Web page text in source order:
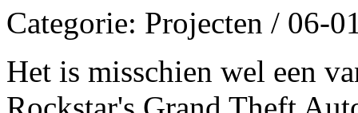
Categorie: Projecten / 06-
Het is misschien wel een